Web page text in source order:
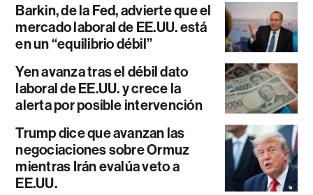
Barkin, de la Fed, advierte que el
mercado laboral de EE.UU. está
en un “equilibrio débil”
Yen avanza tras el débil dato
laboral de EE.UU. y crece la
alerta por posible intervención
Trump dice que avanzan las
negociaciones sobre Ormuz
mientras Irán evalúa veto a
EE.UU.